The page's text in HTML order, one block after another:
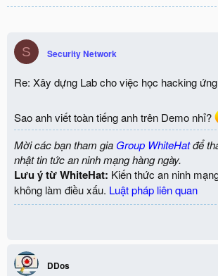
S Security Network
Re: Xây dựng Lab cho việc học hacking
Sao anh viết toàn tiếng anh trên Demo nhỉ?
Mời các bạn tham gia Group WhiteHatđể
nhật tin tức an ninh mạng hàng ngày.
Lưu ý từ WhiteHat: Kiến thức an ninh
không làm điều xấu. Luật pháp liên quan
DDos